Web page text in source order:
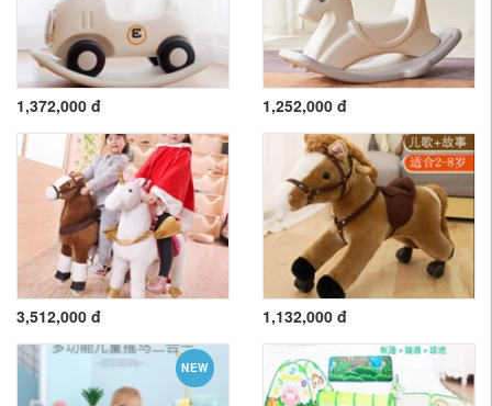
1,372,000 đ 1,252,000 đ
3,512,000 đ 1,132,000 đ
NEW